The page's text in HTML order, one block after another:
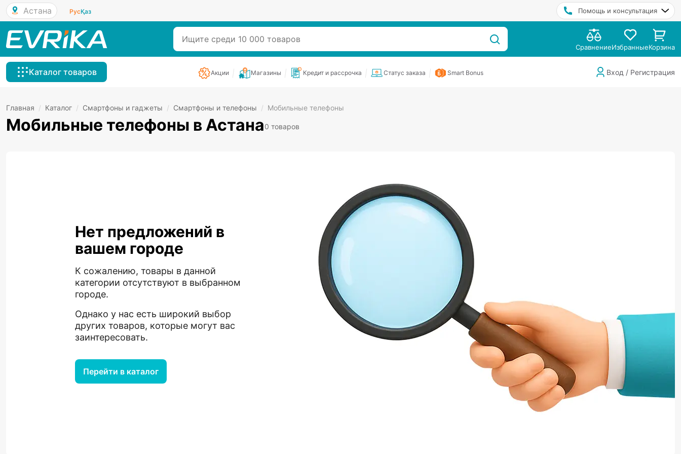
Астана РусҚаз Помощь и консультация
СравнениеИзбранныеКорзина
Каталог товаров Акции Магазины Кредит и рассрочка Статус заказа Smart Bonus Вход / Регистрация
Главная / Каталог / Смартфоны и гаджеты / Смартфоны и телефоны / Мобильные телефоны
Мобильные телефоны в Астана0 товаров
Нет предложений в
вашем городе
К сожалению, товары в данной
категории отсутствуют в выбранном
городе.
Однако у нас есть широкий выбор
других товаров, которые могут вас
заинтересовать.
Перейти в каталог